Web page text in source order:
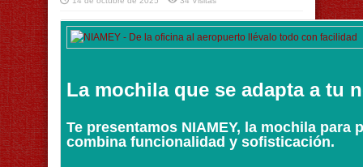
La mochila que se adapta a tu
Te presentamos NIAMEY, la mochila para
combina funcionalidad y sofisticación.